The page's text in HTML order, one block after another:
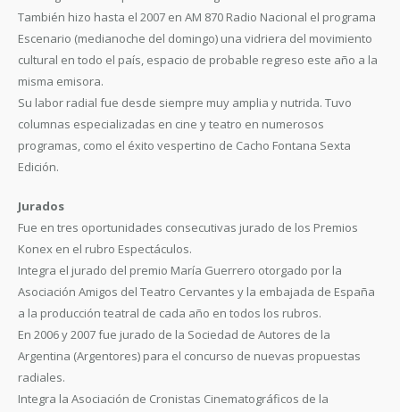
También hizo hasta el 2007 en AM 870 Radio Nacional el programa
Escenario (medianoche del domingo) una vidriera del movimiento
cultural en todo el país, espacio de probable regreso este año a la
misma emisora.
Su labor radial fue desde siempre muy amplia y nutrida. Tuvo
columnas especializadas en cine y teatro en numerosos
programas, como el éxito vespertino de Cacho Fontana Sexta
Edición.
Jurados
Fue en tres oportunidades consecutivas jurado de los Premios
Konex en el rubro Espectáculos.
Integra el jurado del premio María Guerrero otorgado por la
Asociación Amigos del Teatro Cervantes y la embajada de España
a la producción teatral de cada año en todos los rubros.
En 2006 y 2007 fue jurado de la Sociedad de Autores de la
Argentina (Argentores) para el concurso de nuevas propuestas
radiales.
Integra la Asociación de Cronistas Cinematográficos de la